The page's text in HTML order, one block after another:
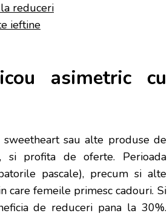
reduceri
ieftine
asimetric cu
sau alte produse de
si profita de oferte. Perioada
pascale), precum si alte
care femeile primesc cadouri. Si
de reduceri pana la 30%.